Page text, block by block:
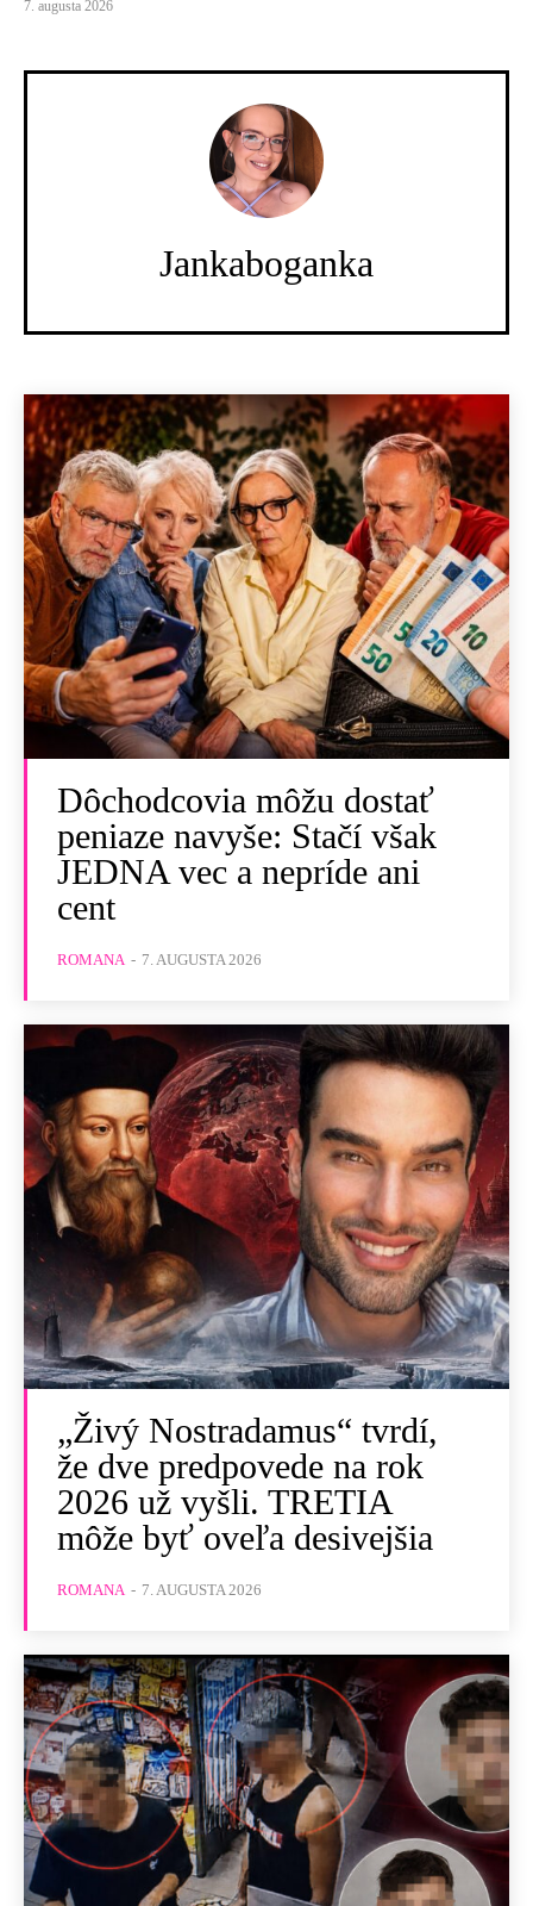
7. augusta 2026
Jankaboganka
Dôchodcovia môžu dostať
peniaze navyše: Stačí však
JEDNA vec a nepríde ani
cent
ROMANA - 7. AUGUSTA 2026
„Živý Nostradamus“ tvrdí,
že dve predpovede na rok
2026 už vyšli. TRETIA
môže byť oveľa desivejšia
ROMANA - 7. AUGUSTA 2026